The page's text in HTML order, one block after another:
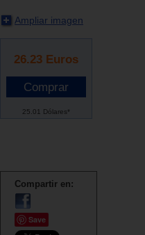
Ampliar imagen
26.23 Euros
25.01 Dólares*
Compartir en:
Save